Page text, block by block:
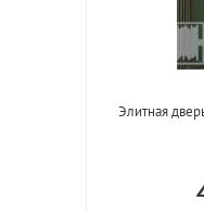
Элитная